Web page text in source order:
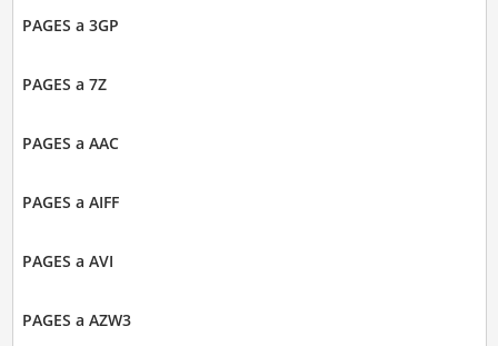
PAGES a 3GP
PAGES a 7Z
PAGES a AAC
PAGES a AIFF
PAGES a AVI
PAGES a AZW3